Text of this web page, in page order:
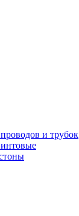
и трубок